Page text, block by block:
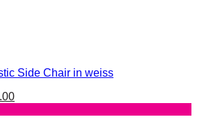
Side Chair in weiss